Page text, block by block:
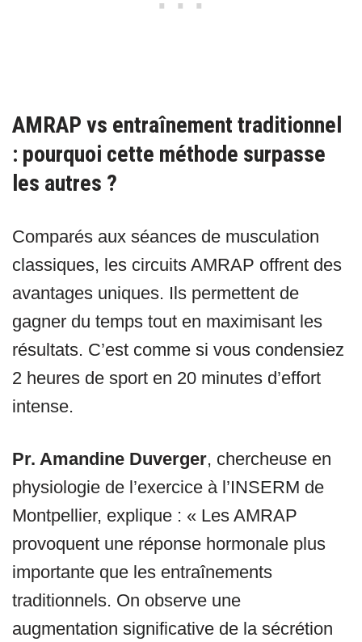
AMRAP vs entraînement traditionnel
: pourquoi cette méthode surpasse
les autres ?
Comparés aux séances de musculation
classiques, les circuits AMRAP offrent des
avantages uniques. Ils permettent de
gagner du temps tout en maximisant les
résultats. C’est comme si vous condensiez
2 heures de sport en 20 minutes d’effort
intense.
Pr. Amandine Duverger, chercheuse en
physiologie de l’exercice à l’INSERM de
Montpellier, explique : « Les AMRAP
provoquent une réponse hormonale plus
importante que les entraînements
traditionnels. On observe une
augmentation significative de la sécrétion